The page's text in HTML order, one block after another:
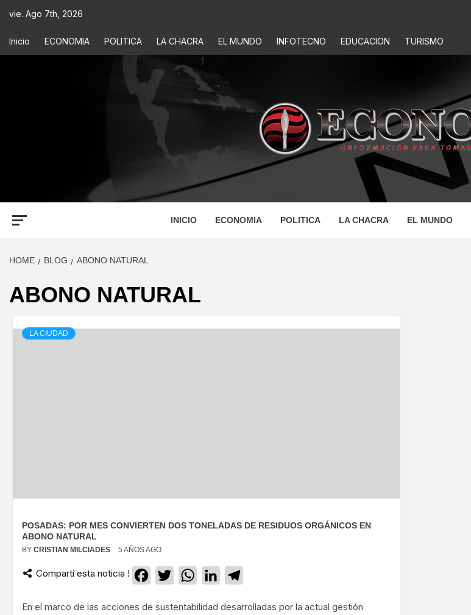
vie. Ago 7th, 2026
Inicio ECONOMIA POLITICA LA CHACRA EL MUNDO INFOTECNO EDUCACION TURISMO
ECONOMIS
INICIO ECONOMIA POLITICA LA CHACRA EL MUNDO
HOME BLOG ABONO NATURAL
ABONO NATURAL
LA CIUDAD
POSADAS: POR MES CONVIERTEN DOS TONELADAS DE RESIDUOS ORGÁNICOS EN
ABONO NATURAL
BY CRISTIAN MILCIADES 5 AÑOS AGO
Compartí esta noticia ! Facebook
TwitterWhatsApp
LinkedIn
En el marco de las acciones de sustentabilidad desarrolladas por la actual gestión